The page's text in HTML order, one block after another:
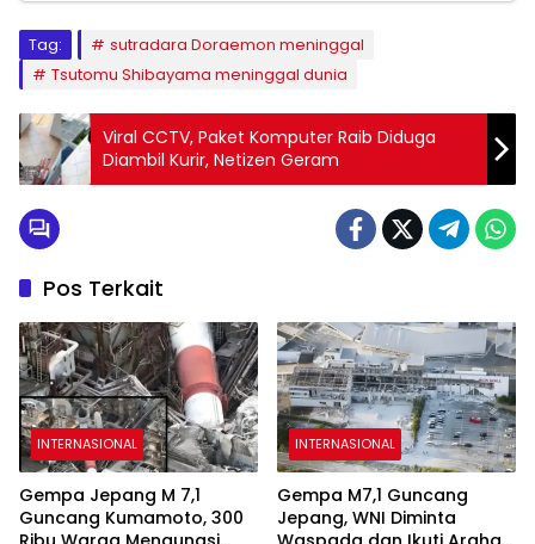
Tag:
sutradara Doraemon meninggal
Tsutomu Shibayama meninggal dunia
Viral CCTV, Paket Komputer Raib Diduga
Diambil Kurir, Netizen Geram
Pos Terkait
INTERNASIONAL
Gempa Jepang M 7,1
Guncang Kumamoto, 300
INTERNASIONAL
Gempa M7,1 Guncang
Jepang, WNI Diminta